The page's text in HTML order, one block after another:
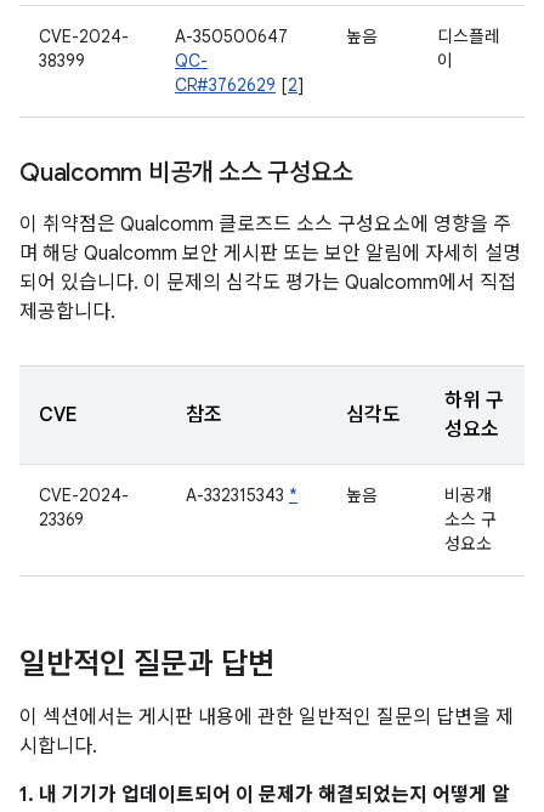
CVE-2024-
38399
A-350500647
QC-
CR#3762629 [2]
높음
디스플레
이
Qualcomm 비공개 소스 구성요소
이 취약점은 Qualcomm 클로즈드 소스 구성요소에 영향을 주
며 해당 Qualcomm 보안 게시판 또는 보안 알림에 자세히 설명
되어 있습니다. 이 문제의 심각도 평가는 Qualcomm에서 직접
제공합니다.
CVE 참조 심각도
하위 구
성요소
CVE-2024-
23369
A-332315343 * 높음
비공개
소스 구
성요소
일반적인 질문과 답변
이 섹션에서는 게시판 내용에 관한 일반적인 질문의 답변을 제
시합니다.
1. 내 기기가 업데이트되어 이 문제가 해결되었는지 어떻게 알